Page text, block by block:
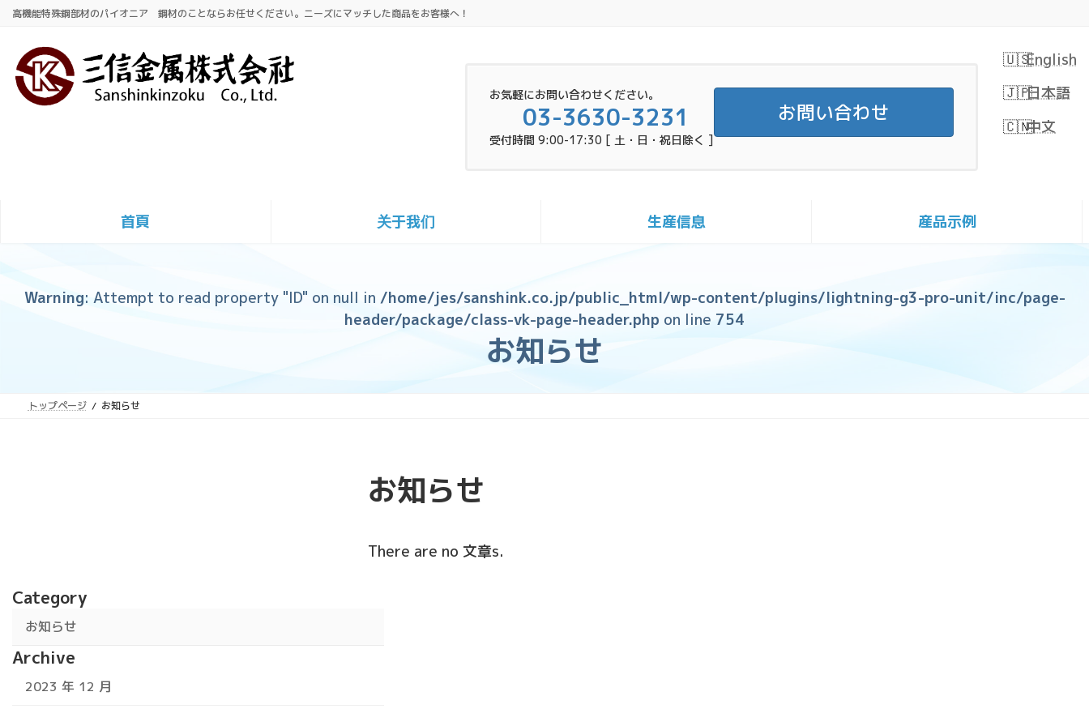
Skip
the
content
Skip
the
Navigation
高機能特殊鋼部材のパイオニア 鋼材のことならお任せください。ニーズにマッチした商品をお客様へ！
お気軽にお問い合わせください。
03-3630-3231
受付時間 9:00-17:30 [ 土・日・祝日除く ]
お問い合わせ
English
日本語
中文
首頁 关于我们 生産信息 産品示例
Warning: Attempt to read property "ID" on null in /home/jes/sanshink.co.jp/public_html/wp-content/plugins/lightning-g3-pro-unit/inc/page-
header/package/class-vk-page-header.php on line 754
お知らせ
トップページ お知らせ
お知らせ
There are no 文章s.
Category
お知らせ
Archive
2023 年 12 月